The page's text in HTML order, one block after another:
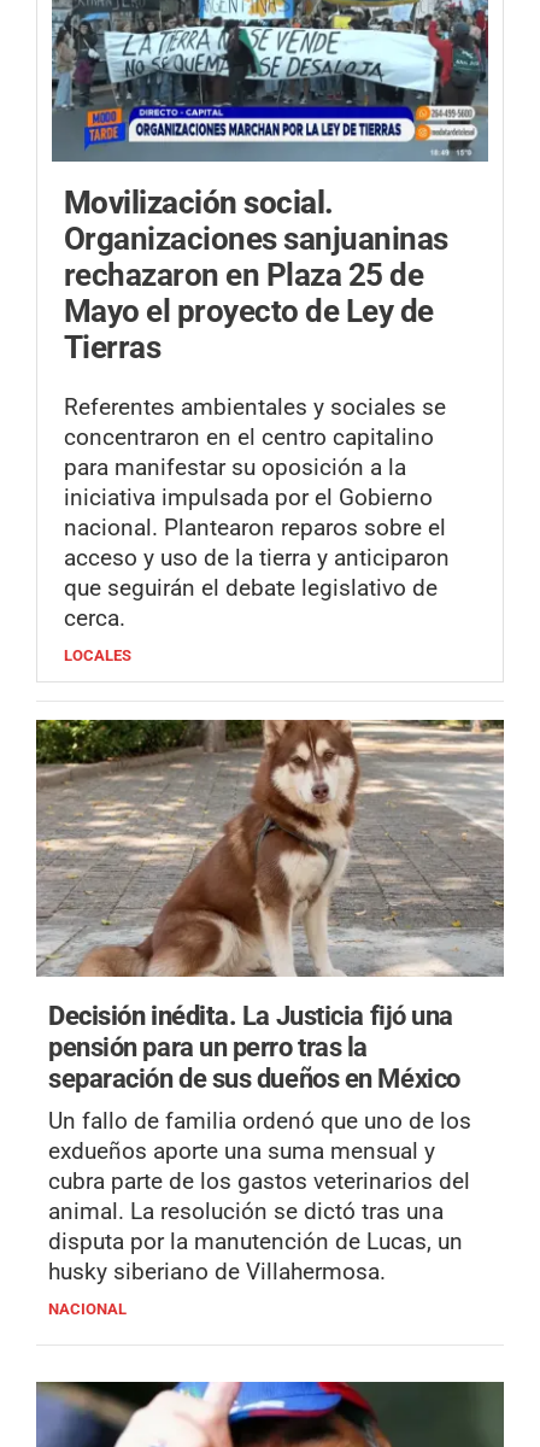
Movilización social.
Organizaciones sanjuaninas
rechazaron en Plaza 25 de
Mayo el proyecto de Ley de
Tierras
Referentes ambientales y sociales se
concentraron en el centro capitalino
para manifestar su oposición a la
iniciativa impulsada por el Gobierno
nacional. Plantearon reparos sobre el
acceso y uso de la tierra y anticiparon
que seguirán el debate legislativo de
cerca.
LOCALES
Decisión inédita. La Justicia fijó una
pensión para un perro tras la
separación de sus dueños en México
Un fallo de familia ordenó que uno de los
exdueños aporte una suma mensual y
cubra parte de los gastos veterinarios del
animal. La resolución se dictó tras una
disputa por la manutención de Lucas, un
husky siberiano de Villahermosa.
NACIONAL